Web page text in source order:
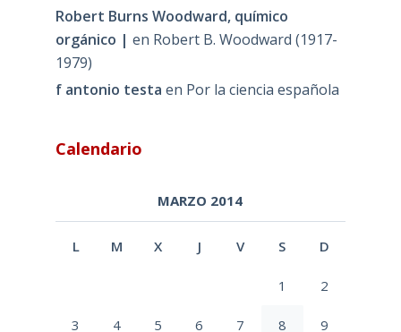
Robert Burns Woodward, químico
orgánico | en Robert B. Woodward (1917-
1979)
f antonio testa en Por la ciencia española
Calendario
MARZO 2014
L M X J V S D
1 2
3 4 5 6 7 8 9